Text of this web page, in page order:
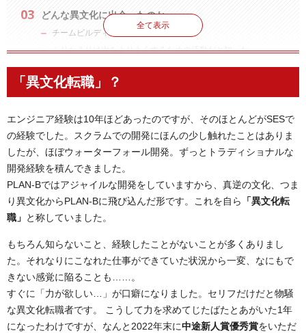
どんな異文化に出会ったのか
チームビルディングの効果を実感する
ふりかえりは次をよりよくするための活動だと知った
全員がお客さまのことを考えている
1年間で得たもの
さいごに
全て表示
「異文化転職」？
エンジニア経験は10年ほどあったのですが、そのほとんどがSESで
の経験でした。スクラムでの開発にほんの少し触れたことはありま
したが、ほぼウォーターフォール開発。ずっとトラディショナルな
開発経験を積んできました。
PLAN-Bではアジャイルな開発をしていますから、真逆の文化、つま
り異文化からPLAN-Bに飛び込んだ形です。これを自ら
「異文化転
職」 と称していました。
もちろん知らないこと、経験したことがないことが多くありまし
た。それなりにこなれた仕事ができていた状況から一変、なにもで
きない感覚に陥ることも……。
すぐに「力が欲しい…」が口癖になりました。セリフだけだと物騒
な異文化転職者です。 こうして力を求めてじたばたとあがいた1年
になったわけですが、なんと2022年末に中途新人賞優秀賞をいただ